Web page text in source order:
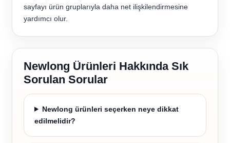
sayfayı ürün gruplarıyla daha net ilişkilendirmesine
yardımcı olur.
Newlong Ürünleri Hakkında Sık
Sorulan Sorular
Newlong ürünleri seçerken neye dikkat
edilmelidir?